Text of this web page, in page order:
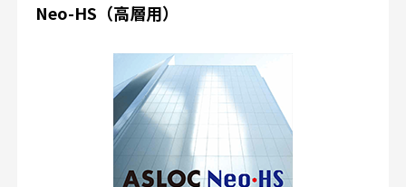
Neo-HS（高層用）